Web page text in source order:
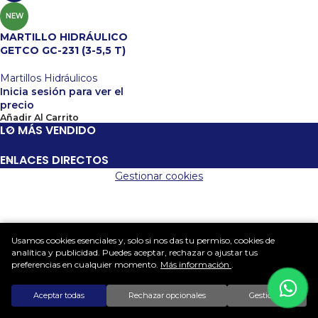
NEW
MARTILLO HIDRÁULICO
GETCO GC-231 (3-5,5 T)
Martillos Hidráulicos
Inicia sesión para ver el
precio
Añadir Al Carrito
LO MÁS VENDIDO
ENLACES DIRECTOS
Gestionar cookies
Usamos cookies esenciales y, solo si nos das tu permiso, cookies de
analítica y publicidad. Puedes aceptar, rechazar o ajustar tus
preferencias en cualquier momento. Más información .
Aceptar todas Rechazar opcionales Gestionar